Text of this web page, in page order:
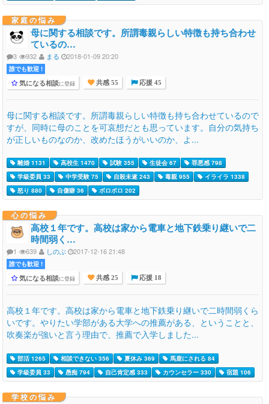
家庭の悩み
母に関する相談です。所謂毒親らしい特徴も持ち合わせ
ているの…
3 932 まる 2018-01-09 20:20
誰でも歓迎 !
気になる相談に登録 共感 55 応援 45
母に関する相談です。所謂毒親らしい特徴も持ち合わせているので
すが、同時に母のことを可哀想だとも思っています。自分の気持ち
が正しいものなのか、改めたほうがいいのか、よ...
離婚 1131 高校生 1470 試験 355 生徒会 67
罪悪感 798
学級委員 33
中学受験 75 自殺未遂 243 毒親 955
イライラ 1338
怒り 880
自傷癖 36 ボロボロ 202
心の悩み
高校１年です。高校は家から電車と地下鉄乗り継いで二
時間弱く…
1 639 しのぶ 2017-12-16 21:48
誰でも歓迎 !
気になる相談に登録 共感 25 応援 18
高校１年です。高校は家から電車と地下鉄乗り継いで二時間弱くら
いです。やりたい学部がある大学への推薦がある、ということと、
吹奏楽が強いと言う理由で、推薦で入学しました...
部活 1265 相談できない 356 夏休み 369
馬鹿にされる 84
学級委員 33
愚痴 794 自己肯定感 333 カウンセラー 330 宿題 106
学校の悩み